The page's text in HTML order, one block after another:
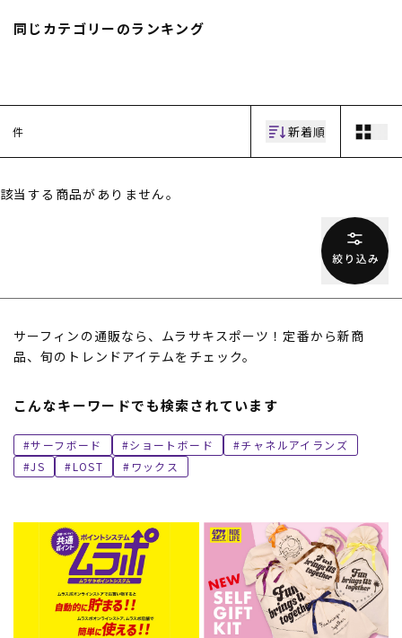
ムラサキスポーツ 公式アプリ
同じカテゴリーのランキング
件 新着順
該当する商品がありません。
サーフィンの通販なら、ムラサキスポーツ！定番から新商
品、旬のトレンドアイテムをチェック。
こんなキーワードでも検索されています
サーフボード ショートボード
チャネルアイランズ
JS
LOST ワックス